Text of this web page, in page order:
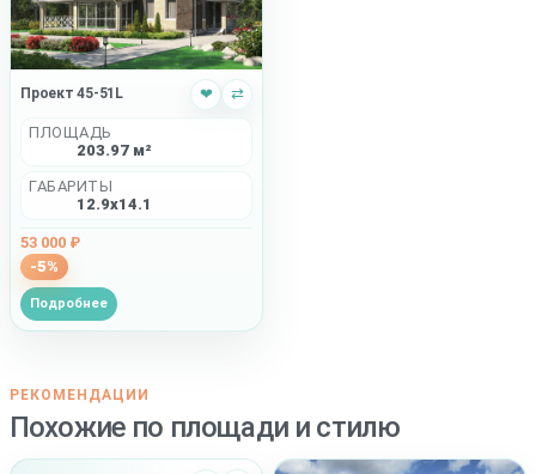
Проект 45-51L ❤ ⇄
ПЛОЩАДЬ
203.97 м²
ГАБАРИТЫ
12.9x14.1
53 000 ₽
-5%
Подробнее
РЕКОМЕНДАЦИИ
Похожие по площади и стилю